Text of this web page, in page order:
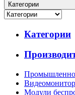
Категории
Категории
Модули